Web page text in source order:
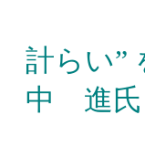
計らい”
中 進氏